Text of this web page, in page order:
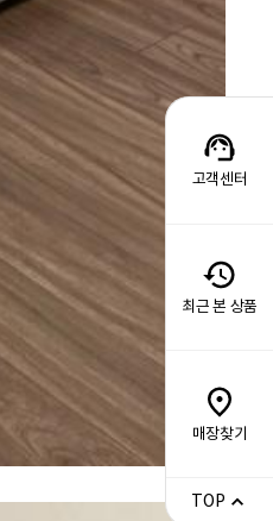
고객센터
최근 본 상품
매장찾기
TOP